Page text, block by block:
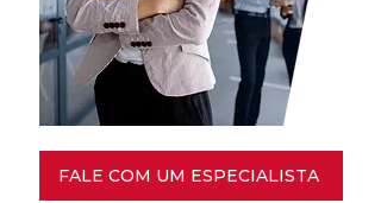
FALE COM UM ESPECIALISTA